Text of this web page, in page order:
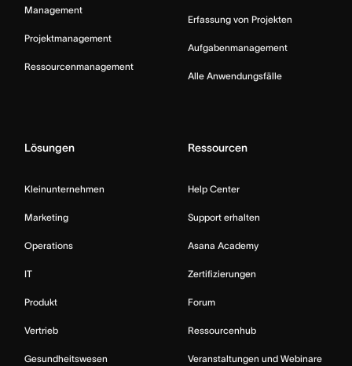
Management
Projektmanagement
Ressourcenmanagement
Erfassung von Projekten
Aufgabenmanagement
Alle Anwendungsfälle
Lösungen
Kleinunternehmen
Marketing
Operations
IT
Produkt
Vertrieb
Gesundheitswesen
Ressourcen
Help Center
Support erhalten
Asana Academy
Zertifizierungen
Forum
Ressourcenhub
Veranstaltungen und Webinare